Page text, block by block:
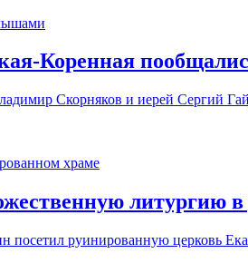
Коренная
Скорняков и иерей Сергий
литургию
посетил руинированную церковь